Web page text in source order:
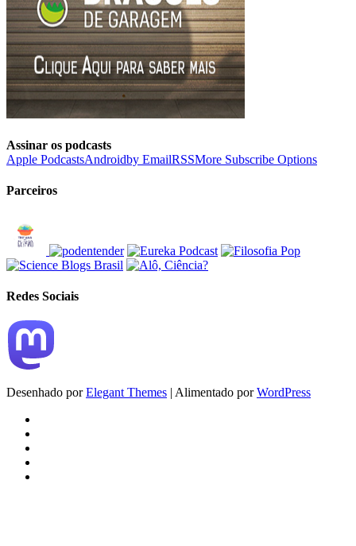
Assinar os podcasts
Apple PodcastsAndroidby EmailRSSMore Subscribe Options
Parceiros
Redes Sociais
Desenhado porElegant Themes | Alimentado porWordPress